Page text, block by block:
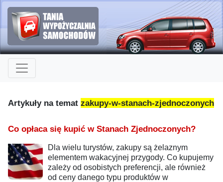
Artykuły na temat zakupy-w-stanach-zjednoczonych
Co opłaca się kupić w Stanach Zjednoczonych?
Dla wielu turystów, zakupy są żelaznym
elementem wakacyjnej przygody. Co kupujemy
zależy od osobistych preferencji, ale również
od ceny danego typu produktów w